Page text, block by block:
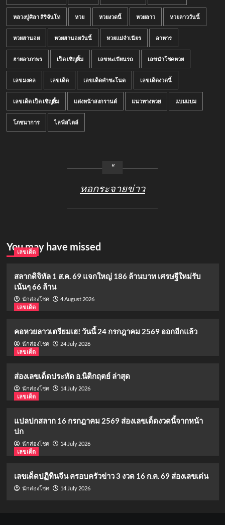
หลวงปู่ศิลา สิริจันโท หวย หวยงวดนี้ หวยลาว หวยลาววันนี้
หวยฮานอย หวยฮานอยวันนี้ หวยแม่จำเนียร อาหาร
ฮายอาภาพร เป็ด เชิญยิ้ม เลขทะเบียนรถ เลขนำโชคหวย
เลขมงคล เลขเด็ด เลขเด็ดคำชะโนด เลขเด็ดงวดนี้
เลขเด็ด เป็ด เชิญยิ้ม แต่งหน้าสงกรานต์ แนวทางหวย แบมแบม
โภชนาการ ไลฟ์สไตล์
หอกระจายข่าว
You may have missed
เลขเด็ด
สลากดิจิทัล 1 ส.ค. 69 แจกใหญ่ 186 ล้านบาท เศรษฐีใหม่รับ
เน้นๆ 66 ล้าน
นักส่องโชค
4 August 2026
เลขเด็ด
คอหวยลาวเตรียมเฮ! วันนี้ 24 กรกฎาคม 2569 ออกอีกแล้ว
นักส่องโชค
24 July 2026
เลขเด็ด
ส่องเลขเด็ดประทัด อ.นิติกฤตย์ ล่าสุด
นักส่องโชค
14 July 2026
เลขเด็ด
แปลปกสลาก 16 กรกฎาคม 2569 ส่องเลขเด็ดงวดนี้จากหน้า
ปก
นักส่องโชค
14 July 2026
เลขเด็ด
เลขเด็ดปฏิทินจีน ครอบครัวข่าว 3 งวด 16 ก.ค. 69 ส่องเลขเด่น
นักส่องโชค 14 July 2026